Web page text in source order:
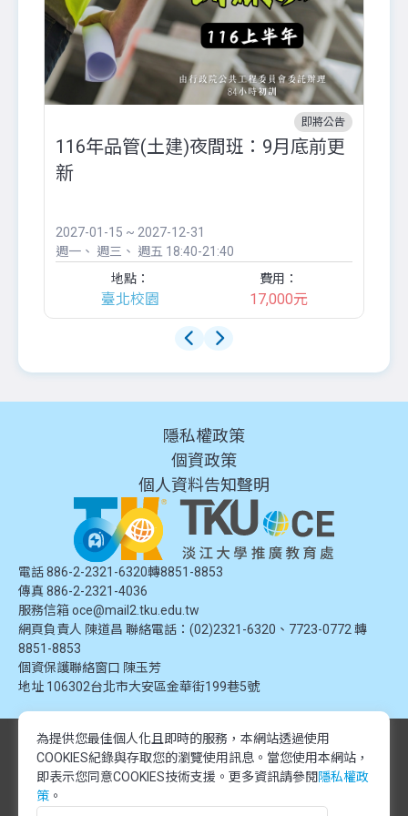
即將公告
116年品管(土建)夜間班：9月底前更
新
2027-01-15 ~ 2027-12-31
週一
週三 週五 18:40-21:40
地點：
臺北校園
費用：
17,000元
隱私權政策
個資政策
個人資料告知聲明
電話 886-2-2321-6320轉8851-8853
傳真 886-2-2321-4036
服務信箱 oce@mail2.tku.edu.tw
網頁負責人 陳道昌 聯絡電話：(02)2321-6320、7723-0772 轉
8851-8853
個資保護聯絡窗口 陳玉芳
地址 106302台北市大安區金華街199巷5號
© 2024 淡江大學推廣教育處. 版權所有。本網站內容由淡江大學推廣教育處
提供，未經授權禁止轉載或引用。所有課程資訊、圖片及資料皆屬本單位所
有，僅供學習交流使用。
© 2024 Tamkang University Office of Continuing Education. All rights
reserved.The content of this website is provided by Tamkang University
為提供您最佳個人化且即時的服務，本網站透過使用
COOKIES紀錄與存取您的瀏覽使用訊息。 當您使用本網站，
即表示您同意COOKIES技術支援。更多資訊請參閱 隱私權政
策 。